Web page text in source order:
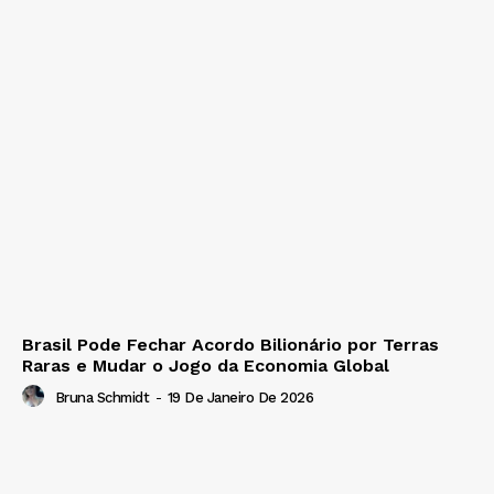
Brasil Pode Fechar Acordo Bilionário por Terras
Raras e Mudar o Jogo da Economia Global
Bruna Schmidt - 19 De Janeiro De 2026